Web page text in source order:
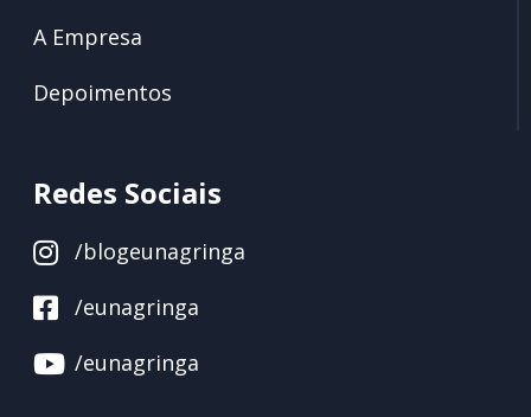
A Empresa
Depoimentos
Redes Sociais
/blogeunagringa
/eunagringa
/eunagringa